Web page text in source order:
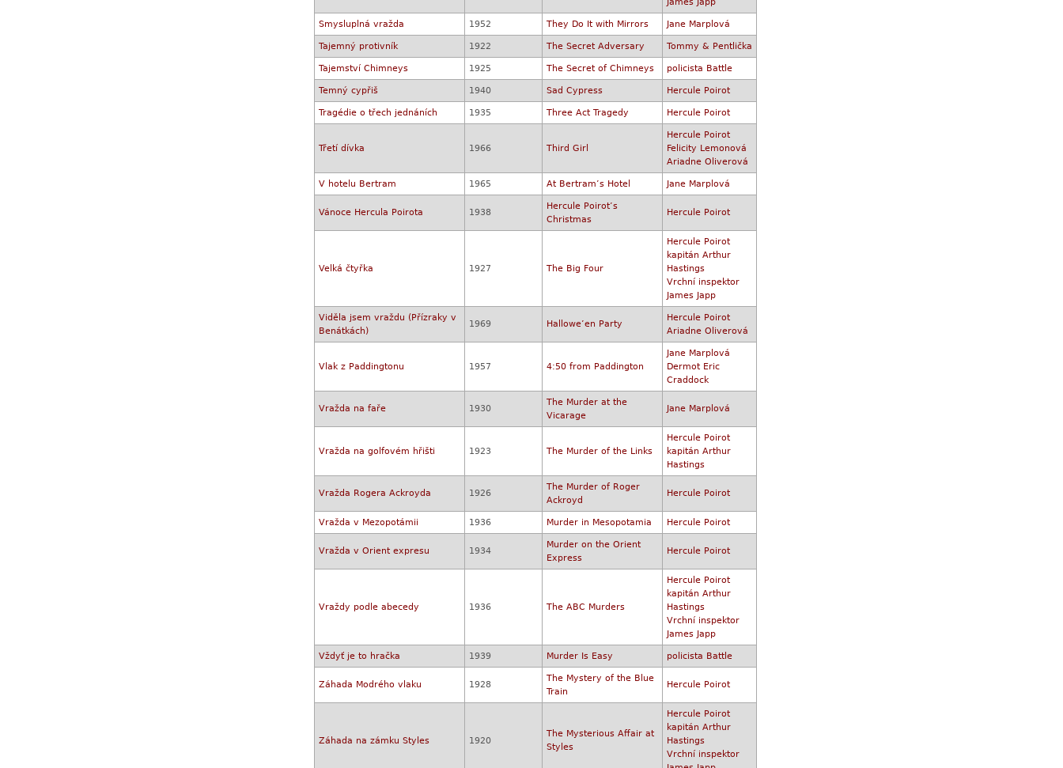
Smysluplná vražda 1952 They Do It with Mirrors Jane Marplová
Tajemný protivník 1922 The Secret Adversary Tommy & Pentlička
Tajemství Chimneys 1925 The Secret of Chimneys policista Battle
Temný cypřiš 1940 Sad Cypress Hercule Poirot
Tragédie o třech jednáních 1935 Three Act Tragedy Hercule Poirot
Třetí dívka 1966 Third Girl
Hercule Poirot
Felicity Lemonová
Ariadne Oliverová
V hotelu Bertram 1965 At Bertram’s Hotel Jane Marplová
Vánoce Hercula Poirota 1938
Hercule Poirot’s
Christmas
Hercule Poirot
Velká čtyřka 1927 The Big Four
Hercule Poirot
kapitán Arthur
Hastings
Vrchní inspektor
James Japp
Viděla jsem vraždu (Přízraky v
Benátkách)
1969 Hallowe’en Party
Hercule Poirot
Ariadne Oliverová
Vlak z Paddingtonu 1957 4:50 from Paddington
Jane Marplová
Dermot Eric
Craddock
Vražda na faře 1930
The Murder at the
Vicarage
Jane Marplová
Vražda na golfovém hřišti 1923 The Murder of the Links
Hercule Poirot
kapitán Arthur
Hastings
Vražda Rogera Ackroyda 1926
The Murder of Roger
Ackroyd
Hercule Poirot
Vražda v Mezopotámii 1936 Murder in Mesopotamia Hercule Poirot
Vražda v Orient expresu 1934
Murder on the Orient
Express
Hercule Poirot
Vraždy podle abecedy 1936 The ABC Murders
Hercule Poirot
kapitán Arthur
Hastings
Vrchní inspektor
James Japp
Vždyť je to hračka 1939 Murder Is Easy policista Battle
Záhada Modrého vlaku 1928
The Mystery of the Blue
Train
Hercule Poirot
Záhada na zámku Styles 1920
The Mysterious Affair at
Styles
Hercule Poirot
kapitán Arthur
Hastings
Vrchní inspektor